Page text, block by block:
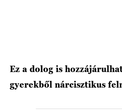
Ez a dolog is
gyerekből nárcisztikus